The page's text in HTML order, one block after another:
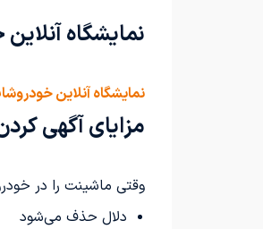
نمایشگاه
نمایشگاه آنلاین
مزایای آگهی
وقتی ماشینت را در
دلال حذف می‌شود